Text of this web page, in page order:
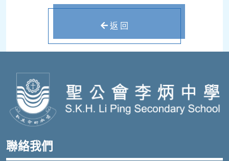
返 回
聯絡我們